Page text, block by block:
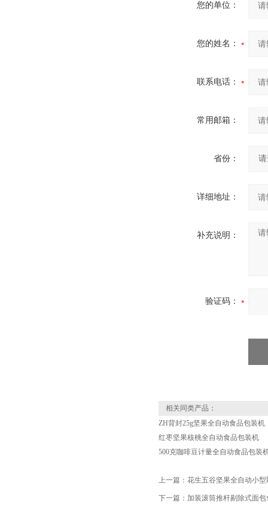
您的单位：
您的姓名：
联系电话：
常用邮箱：
省份：
详细地址：
补充说明：
验证码：
相关同类产品：
ZH背封25g坚果全自动食品包装机
红枣坚果核桃全自动食品包装机
500克咖啡豆计量全自动食品包装
上一篇： 花生五谷坚果全自动小
下一篇： 加装滚筒推杆剔除式面